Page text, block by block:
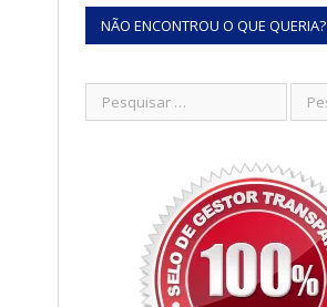
NÃO ENCONTROU O QUE QUERIA?